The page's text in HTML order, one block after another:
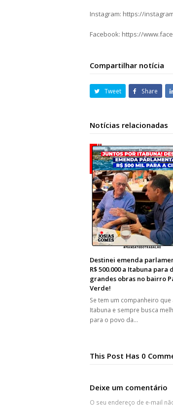
Instagram: https://
Facebook: https://
Compartilhar notícia
Tweet Share
Notícias relacionadas
Destinei emenda
R$ 500.000 a Itabuna para
grandes obras no bairro
Verde!
Se tem um companheiro que
Itabuna e sempre busca
para o povo da…
This Post Has 0
Deixe um comentário
O seu endereço de e-mail